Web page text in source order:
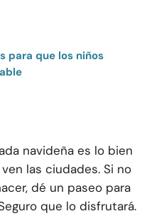
para que los niños
navideña es lo bien
las ciudades. Si no
dé un paseo para
que lo disfrutará.